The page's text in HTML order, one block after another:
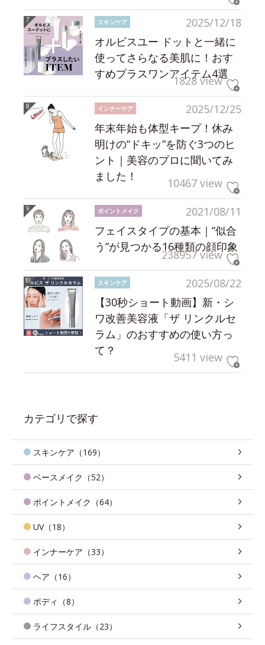
2025/12/18
スキンケア
オルビスユー ドットと一緒に
使ってさらなる美肌に！おす
すめプラスワンアイテム4選
1828 view
2025/12/25
インナーケア
年末年始も体型キープ！休み
明けの“ドキッ”を防ぐ3つのヒ
ント｜美容のプロに聞いてみ
ました！
10467 view
2021/08/11
ポイントメイク
フェイスタイプの基本｜“似合
う”が見つかる16種類の顔印象
238957 view
2025/08/22
スキンケア
【30秒ショート動画】新・シ
ワ改善美容液「ザ リンクルセ
ラム」のおすすめの使い方っ
て？
5411 view
カテゴリで探す
スキンケア（169）
ベースメイク（52）
ポイントメイク（64）
UV（18）
インナーケア（33）
ヘア（16）
ボディ（8）
ライフスタイル（23）